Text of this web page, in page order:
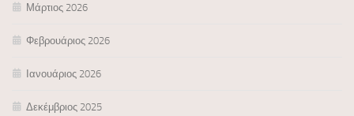
Μάρτιος 2026
Φεβρουάριος 2026
Ιανουάριος 2026
Δεκέμβριος 2025